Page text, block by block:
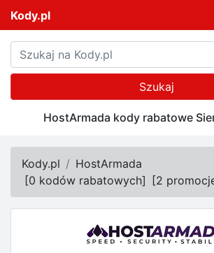
Kody.pl
Szukaj
HostArmada kody rabatowe
Kody.pl
HostArmada
[0 kodów rabatowych] [2